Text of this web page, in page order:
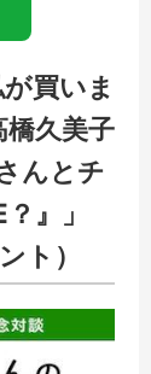
買いま
久美子
んとチ
』」
ト）